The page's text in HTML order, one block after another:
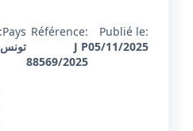
Publié le:
05/11/2025
Référence:
J P
88569/2025
Pays:
تونس